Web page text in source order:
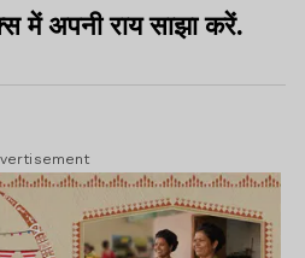
में अपनी राय साझा करें.